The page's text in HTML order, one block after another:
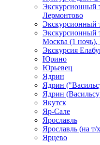
Экскурсионный
Лермонтово
Экскурсионный
Экскурсионный
Москва (1 ночь),
Экскурсия
Юрино
Юрьевец
Ядрин
Ядрин
Ядрин
Якутск
Яр-Сале
Ярославль
Ярославль (на
Ярцево